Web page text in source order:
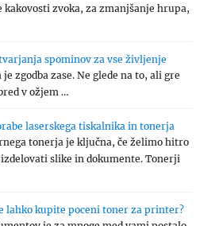
kakovosti zvoka, za zmanjšanje hrupa,
spominov za vse življenje
je zgodba zase. Ne glede na to, ali gre
v ožjem …
laserskega tiskalnika in tonerja
tonerja je ključna, če želimo hitro
slike in dokumente. Tonerji
lahko kupite poceni toner za printer?